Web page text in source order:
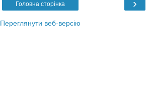
›
Головна сторінка
Переглянути веб-версію